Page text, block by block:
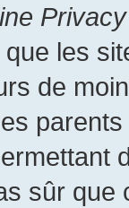
les
de
parents
sûr